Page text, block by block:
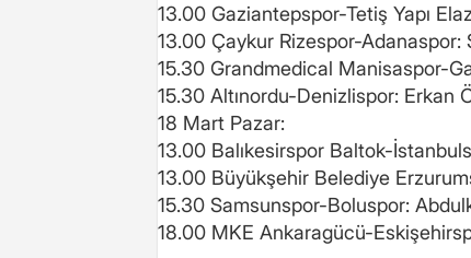
13.00 Gaziantepspor-Tetiş Yapı
13.00 Çaykur Rizespor-Adanaspor:
15.30 Grandmedical Manisaspor-
15.30 Altınordu-Denizlispor: Erkan
18 Mart Pazar:
13.00 Balıkesirspor Baltok-
13.00 Büyükşehir Belediye
15.30 Samsunspor-Boluspor:
18.00 MKE Ankaragücü-